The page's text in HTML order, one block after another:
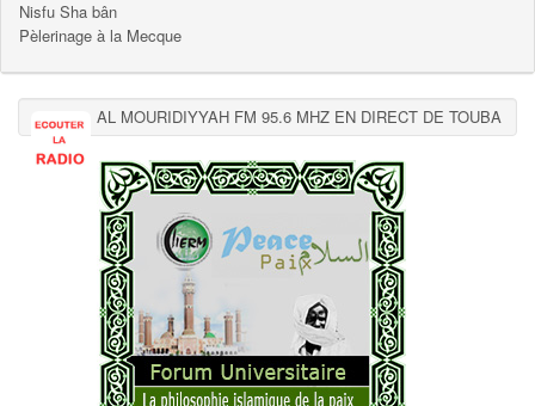
Nisfu Sha bân
Pèlerinage à la Mecque
AL MOURIDIYYAH FM 95.6 MHZ EN DIRECT DE TOUBA